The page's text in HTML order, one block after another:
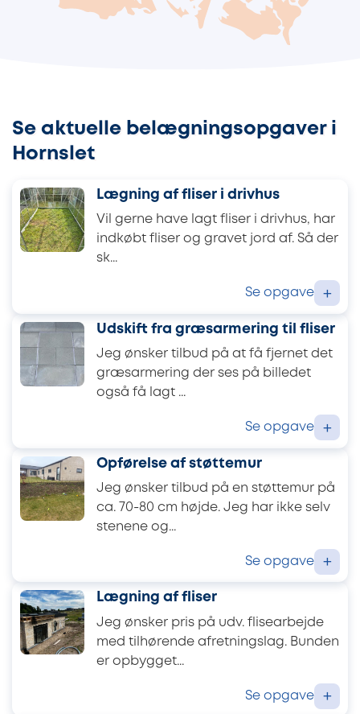
Se aktuelle belægningsopgaver i
Hornslet
Lægning af fliser i drivhus
Vil gerne have lagt fliser i drivhus, har
indkøbt fliser og gravet jord af. Så der
sk...
Se opgave +
Udskift fra græsarmering til fliser
Jeg ønsker tilbud på at få fjernet det
græsarmering der ses på billedet
også få lagt ...
Se opgave +
Opførelse af støttemur
Jeg ønsker tilbud på en støttemur på
ca. 70-80 cm højde. Jeg har ikke selv
stenene og...
Se opgave +
Lægning af fliser
Jeg ønsker pris på udv. flisearbejde
med tilhørende afretningslag. Bunden
er opbygget...
Se opgave +